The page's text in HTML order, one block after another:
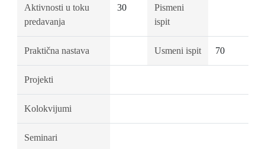
Aktivnosti u toku
predavanja
30
Pismeni
ispit
Praktična nastava Usmeni ispit 70
Projekti
Kolokvijumi
Seminari